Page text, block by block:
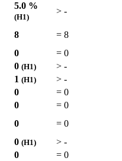
5.0 %
(H1)
> -
8 = 8
0 = 0
0 (H1) > -
1 (H1) > -
0 = 0
0 = 0
0 = 0
0 (H1) > -
0 = 0